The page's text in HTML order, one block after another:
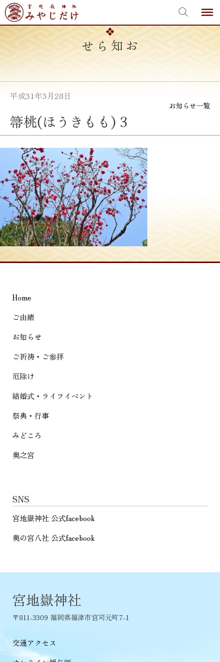
Skip
to
content
お知らせ
平成31年3月28日
お知らせ一覧
箒桃(ほうきもも) 3
投
稿
ナ
ビ
ー
シ
ョ
ン
≪箒桃(ほうきもも) 3
Home
ご由緒
お知らせ
ご祈祷・ご参拝
厄除け
結婚式・ライフイベント
祭典・行事
みどころ
奥之宮
SNS
宮地嶽神社 公式facebook
奥の宮八社 公式facebook
宮地嶽神社
〒811-3309 福岡県福津市宮司元町7-1
交通アクセス